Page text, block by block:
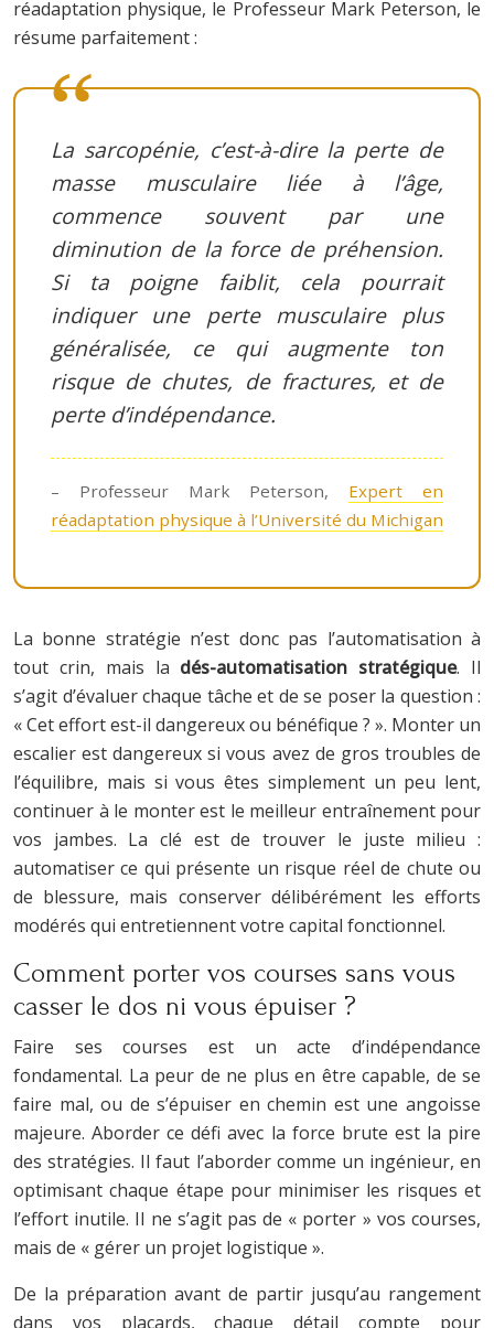
réadaptation physique, le Professeur Mark Peterson, le
résume parfaitement :
La sarcopénie, c’est-à-dire la perte de
masse musculaire liée à l’âge,
commence souvent par une
diminution de la force de préhension.
Si ta poigne faiblit, cela pourrait
indiquer une perte musculaire plus
généralisée, ce qui augmente ton
risque de chutes, de fractures, et de
perte d’indépendance.
– Professeur Mark Peterson, Expert en
réadaptation physique à l’Université du Michigan
La bonne stratégie n’est donc pas l’automatisation à
tout crin, mais la dés-automatisation stratégique. Il
s’agit d’évaluer chaque tâche et de se poser la question :
« Cet effort est-il dangereux ou bénéfique ? ». Monter un
escalier est dangereux si vous avez de gros troubles de
l’équilibre, mais si vous êtes simplement un peu lent,
continuer à le monter est le meilleur entraînement pour
vos jambes. La clé est de trouver le juste milieu :
automatiser ce qui présente un risque réel de chute ou
de blessure, mais conserver délibérément les efforts
modérés qui entretiennent votre capital fonctionnel.
Comment porter vos courses sans vous
casser le dos ni vous épuiser ?
Faire ses courses est un acte d’indépendance
fondamental. La peur de ne plus en être capable, de se
faire mal, ou de s’épuiser en chemin est une angoisse
majeure. Aborder ce défi avec la force brute est la pire
des stratégies. Il faut l’aborder comme un ingénieur, en
optimisant chaque étape pour minimiser les risques et
l’effort inutile. Il ne s’agit pas de « porter » vos courses,
mais de « gérer un projet logistique ».
De la préparation avant de partir jusqu’au rangement
dans vos placards, chaque détail compte pour